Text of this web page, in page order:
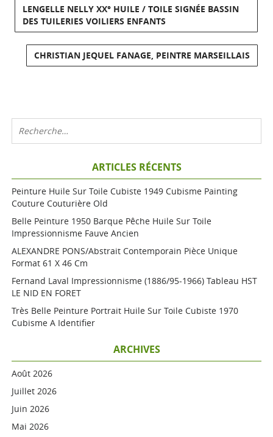
LENGELLE NELLY XX° HUILE / TOILE SIGNÉE BASSIN
DES TUILERIES VOILIERS ENFANTS
CHRISTIAN JEQUEL FANAGE, PEINTRE MARSEILLAIS
ARTICLES RÉCENTS
Peinture Huile Sur Toile Cubiste 1949 Cubisme Painting
Couture Couturière Old
Belle Peinture 1950 Barque Pêche Huile Sur Toile
Impressionnisme Fauve Ancien
ALEXANDRE PONS/Abstrait Contemporain Pièce Unique
Format 61 X 46 Cm
Fernand Laval Impressionnisme (1886/95-1966) Tableau HST
LE NID EN FORET
Très Belle Peinture Portrait Huile Sur Toile Cubiste 1970
Cubisme A Identifier
ARCHIVES
Août 2026
Juillet 2026
Juin 2026
Mai 2026